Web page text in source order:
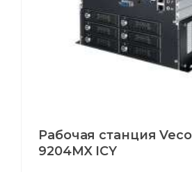
Рабочая станция
9204MX ICY